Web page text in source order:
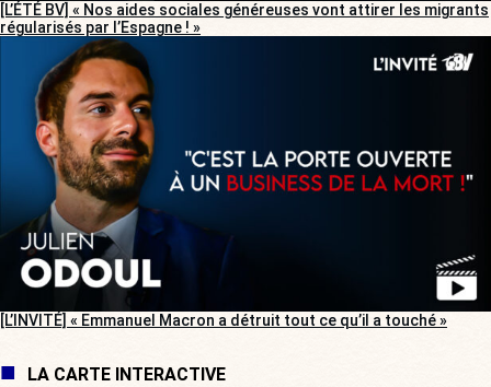
[L’ÉTÉ BV] « Nos aides sociales généreuses vont attirer les migrants
régularisés par l’Espagne ! »
[L’INVITÉ] « Emmanuel Macron a détruit tout ce qu’il a touché »
LA CARTE INTERACTIVE